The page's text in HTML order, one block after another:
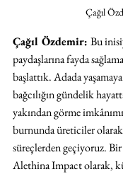
Çağıl
Çağıl Özdemir: Bu
paydaşlarına fayda
başlattık. Adada
bağcılığın gündelik
yakından görme
burnunda üreticiler olarak
süreçlerden geçiyoruz.
Alethina Impact olarak,